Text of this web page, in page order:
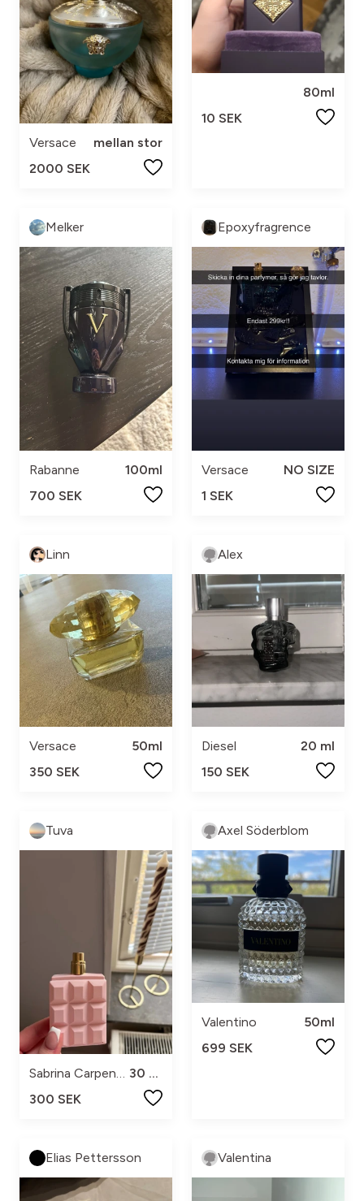
Versace
mellan stor
2000 SEK
80ml
10 SEK
Melker
Rabanne
100ml
700 SEK
Epoxyfragrence
Versace
NO SIZE
1 SEK
Linn
Versace
50ml
350 SEK
Alex
Diesel
20 ml
150 SEK
Tuva
30 ml
300 SEK
Axel Söderblom
Valentino
50ml
699 SEK
Elias Pettersson Valentina